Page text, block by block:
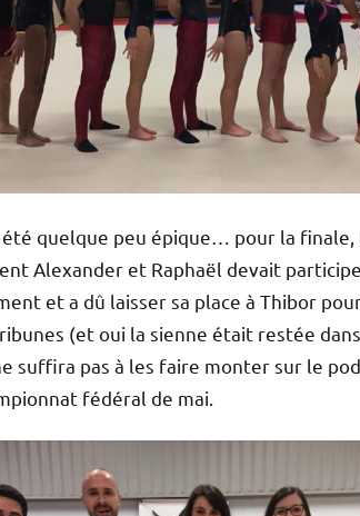
quelque peu épique… pour la
Alexander et Raphaël devait
et a dû laisser sa place à Thibor
(et oui la sienne était restée
suffira pas à les faire monter sur le
fédéral de mai.